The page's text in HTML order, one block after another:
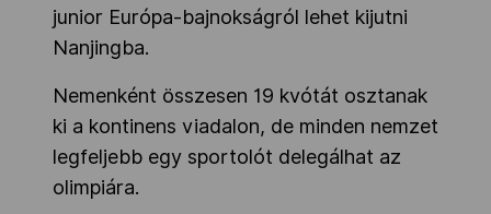
junior Európa-bajnokságról lehet kijutni
Nanjingba.
Nemenként összesen 19 kvótát osztanak
ki a kontinens viadalon, de minden nemzet
legfeljebb egy sportolót delegálhat az
olimpiára.